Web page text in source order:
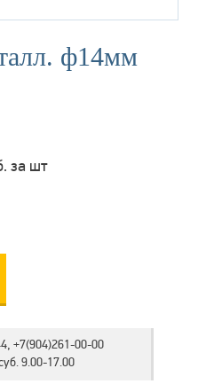
ф14мм
за шт
+7(904)261-00-00
9.00-17.00